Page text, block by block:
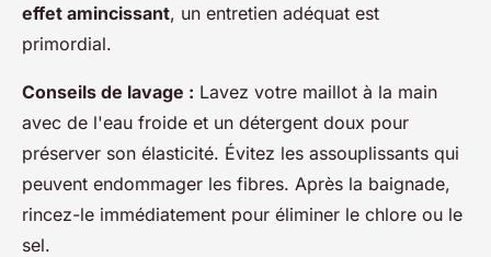
effet amincissant, un entretien adéquat est
primordial.
Conseils de lavage : Lavez votre maillot à la main
avec de l'eau froide et un détergent doux pour
préserver son élasticité. Évitez les assouplissants qui
peuvent endommager les fibres. Après la baignade,
rincez-le immédiatement pour éliminer le chlore ou le
sel.